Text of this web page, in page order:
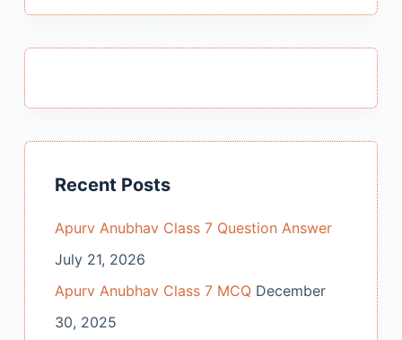
Recent Posts
Apurv Anubhav Class 7 Question Answer
July 21, 2026
Apurv Anubhav Class 7 MCQ December
30, 2025